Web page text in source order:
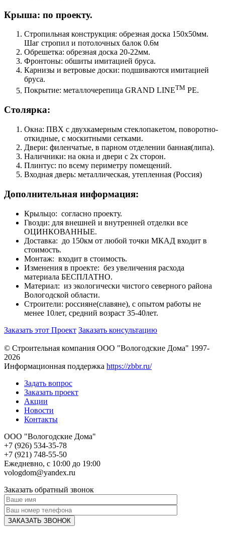
Крыша: по проекту.
Стропильная конструкция: обрезная доска 150х50мм.
Шаг стропил и потолочных балок 0.6м
Обрешетка: обрезная доска 20-22мм.
Фронтоны: обшиты имитацией бруса.
Карнизы и ветровые доски: подшиваются имитацией
бруса.
Покрытие: металлочерепица GRAND LINETM PE.
Столярка:
Окна: ПВХ с двухкамерным стеклопакетом, поворотно-
откидные, с москитными сетками.
Двери: филенчатые, в парном отделении банная(липа).
Наличники: на окна и двери с 2х сторон.
Плинтус: по всему периметру помещений.
Входная дверь: металлическая, утепленная (Россия)
Дополнительная информация:
Крыльцо: согласно проекту.
Гвозди: для внешней и внутренней отделки все
ОЦИНКОВАННЫЕ.
Доставка: до 150км от любой точки МКАД входит в
стоимость.
Монтаж: входит в стоимость.
Изменения в проекте: без увеличения расхода
материала БЕСПЛАТНО.
Материал: из экологически чистого северного района
Вологодской области.
Строители: россияне(славяне), с опытом работы не
менее 10лет, средний возраст 35-40лет.
Заказать этот Проект Заказать консультацию
© Строительная компания ООО "Вологодские Дома" 1997-
2026
Информационная поддержка https://zbbr.ru/
Задать вопрос
Заказать проект
Акции
Новости
Контакты
ООО "Вологодские Дома"
+7 (926) 534-35-78
+7 (921) 748-55-50
Ежедневно, с 10:00 до 19:00
vologdom@yandex.ru
Заказать обратный звонок